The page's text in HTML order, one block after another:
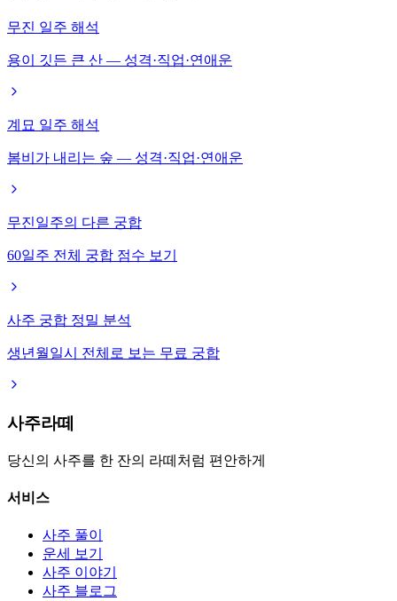
무진 일주 해석
용이 깃든 큰 산 — 성격·직업·연애운
계묘 일주 해석
봄비가 내리는 숲 — 성격·직업·연애운
무진일주의 다른 궁합
60일주 전체 궁합 점수 보기
사주 궁합 정밀 분석
생년월일시 전체로 보는 무료 궁합
사주라떼
당신의 사주를 한 잔의 라떼처럼 편안하게
서비스
사주 풀이
운세 보기
사주 이야기
사주 블로그